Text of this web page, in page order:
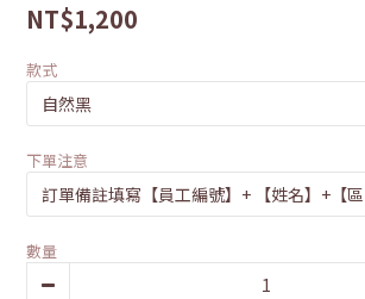
NT$1,200
款式
下單注意
數量